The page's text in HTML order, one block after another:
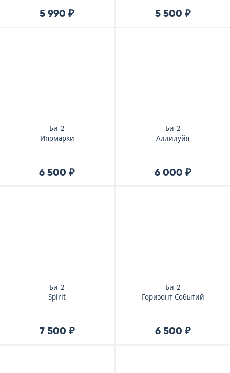
5 990 ₽ 5 500 ₽
Би-2
Иnомарки
6 500 ₽
Би-2
Аллилуйя
6 000 ₽
Би-2
Spirit
7 500 ₽
Би-2
Горизонт Событий
6 500 ₽